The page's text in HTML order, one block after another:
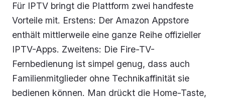
Für IPTV bringt die Plattform zwei handfeste
Vorteile mit. Erstens: Der Amazon Appstore
enthält mittlerweile eine ganze Reihe offizieller
IPTV-Apps. Zweitens: Die Fire-TV-
Fernbedienung ist simpel genug, dass auch
Familienmitglieder ohne Technikaffinität sie
bedienen können. Man drückt die Home-Taste,